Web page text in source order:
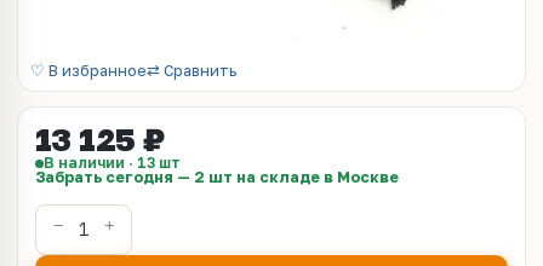
♡ В избранное⇄ Сравнить
13 125 ₽
В наличии · 13 шт
Забрать сегодня — 2 шт на складе в Москве